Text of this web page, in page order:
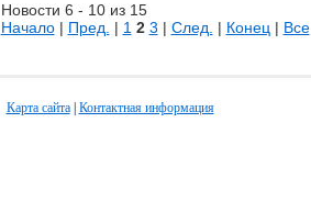
Новости 6 - 10 из 15
Начало| Пред. | 1 2 3 | След. | Конец | Все
Карта сайта| Контактная информация